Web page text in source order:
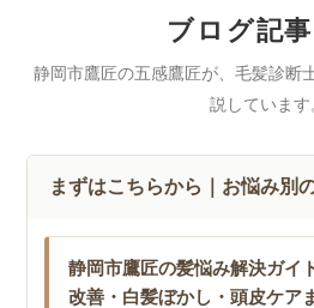
ブログ記
静岡市鷹匠の五感鷹匠が、毛髪診断
説しています
まずはこちらから｜お悩み別
静岡市鷹匠の髪悩み解決ガイ
改善・白髪ぼかし・頭皮ケア